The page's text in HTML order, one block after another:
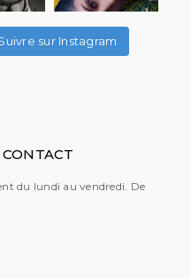
sur Instagram
du lundi au vendredi. De